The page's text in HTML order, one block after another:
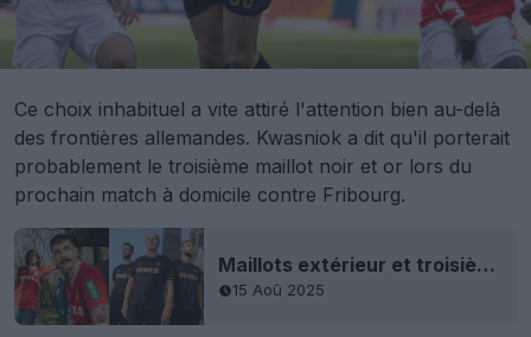
Ce choix inhabituel a vite attiré l'attention bien au-delà
des frontières allemandes. Kwasniok a dit qu'il porterait
probablement le troisième maillot noir et or lors du
prochain match à domicile contre Fribourg.
Maillots extérieur et troisième du FC Cologne 2025-2026 dévoilés
15 Aoû 2025